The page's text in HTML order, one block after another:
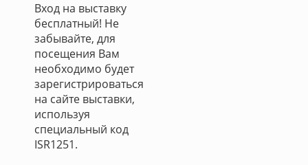
Вход на выставку
бесплатный! Не
забывайте, для
посещения Вам
необходимо будет
зарегистрироваться
на сайте выставки,
используя
специальный код
ISR1251.